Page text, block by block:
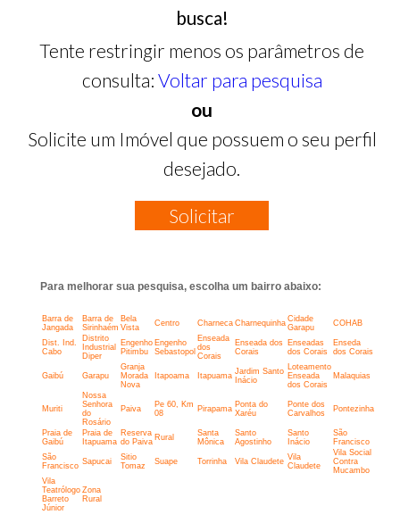
busca!
Tente restringir menos os parâmetros de
consulta: Voltar para pesquisa
ou
Solicite um Imóvel que possuem o seu perfil
desejado.
Solicitar
Para melhorar sua pesquisa, escolha um bairro abaixo:
Barra de
Jangada
Barra de
Sirinhaém
Bela
Vista
Centro Charneca Charnequinha Cidade
Garapu
COHAB
Dist. Ind.
Cabo
Distrito
Industrial
Diper
Engenho
Pitimbu
Engenho
Sebastopol
Enseada
dos
Corais
Enseada dos
Corais
Enseadas
dos Corais
Enseda
dos Corais
Gaibú Garapu
Granja
Morada
Nova
Itapoama Itapuama Jardim Santo
Inácio
Loteamento
Enseada
dos Corais
Malaquias
Muriti
Nossa
Senhora
do
Rosário
Paiva
Pe 60, Km
08
Pirapama Ponta do
Xaréu
Ponte dos
Carvalhos
Pontezinha
Praia de
Gaibú
Praia de
Itapuama
Reserva
do Paiva Rural
Santa
Mônica
Santo
Agostinho
Santo
Inácio
São
Francisco
São
Francisco Sapucai
Sitio
Tomaz
Suape Torrinha Vila Claudete Vila
Claudete
Vila Social
Contra
Mucambo
Vila
Teatrólogo
Barreto
Júnior
Zona
Rural